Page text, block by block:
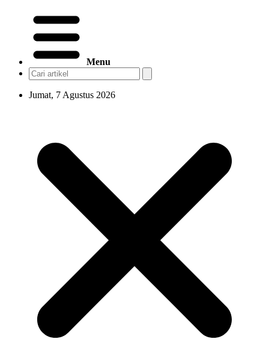
Menu
Jumat, 7 Agustus 2026